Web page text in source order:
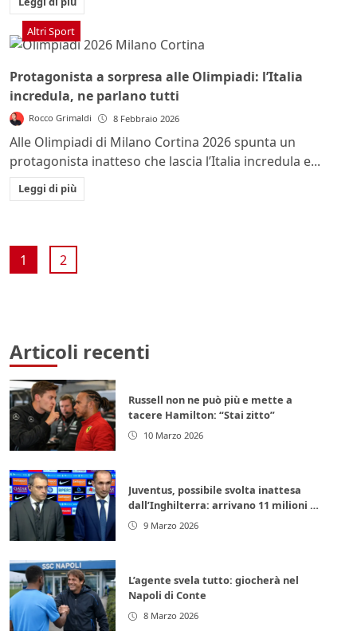
Altri Sport
Protagonista a sorpresa alle Olimpiadi: l’Italia
incredula, ne parlano tutti
Rocco Grimaldi 8 Febbraio 2026
Alle Olimpiadi di Milano Cortina 2026 spunta un
protagonista inatteso che lascia l’Italia incredula e...
Leggi di più
1 2
Articoli recenti
Russell non ne può più e mette a
tacere Hamilton: “Stai zitto”
10 Marzo 2026
Juventus, possibile svolta inattesa
dall’Inghilterra: arrivano 11 milioni di
euro subito
9 Marzo 2026
L’agente svela tutto: giocherà nel
Napoli di Conte
8 Marzo 2026